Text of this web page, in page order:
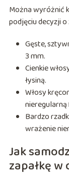
Można wyróżnić
podjęciu decyzji o
Gęste,
3 mm.
Cienkie
łysiną.
Włosy
Bardzo
wrażenie
Jak
zapałkę w